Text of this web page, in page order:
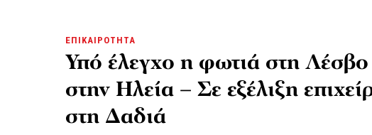
ΕΠΙΚΑΙΡΟΤΗΤΑ
Υπό έλεγχο η φωτιά στη
στην Ηλεία – Σε εξέλιξη
στη Δαδιά